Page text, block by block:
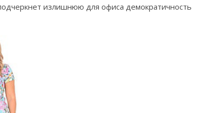
излишнюю для офиса демократичность